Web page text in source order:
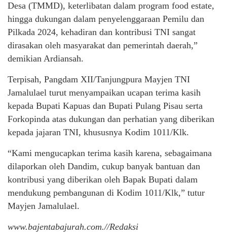
Desa (TMMD), keterlibatan dalam program food estate,
hingga dukungan dalam penyelenggaraan Pemilu dan
Pilkada 2024, kehadiran dan kontribusi TNI sangat
dirasakan oleh masyarakat dan pemerintah daerah,”
demikian Ardiansah.
Terpisah, Pangdam XII/Tanjungpura Mayjen TNI
Jamalulael turut menyampaikan ucapan terima kasih
kepada Bupati Kapuas dan Bupati Pulang Pisau serta
Forkopinda atas dukungan dan perhatian yang diberikan
kepada jajaran TNI, khususnya Kodim 1011/Klk.
“Kami mengucapkan terima kasih karena, sebagaimana
dilaporkan oleh Dandim, cukup banyak bantuan dan
kontribusi yang diberikan oleh Bapak Bupati dalam
mendukung pembangunan di Kodim 1011/Klk,” tutur
Mayjen Jamalulael.
www.bajentabajurah.com.//Redaksi